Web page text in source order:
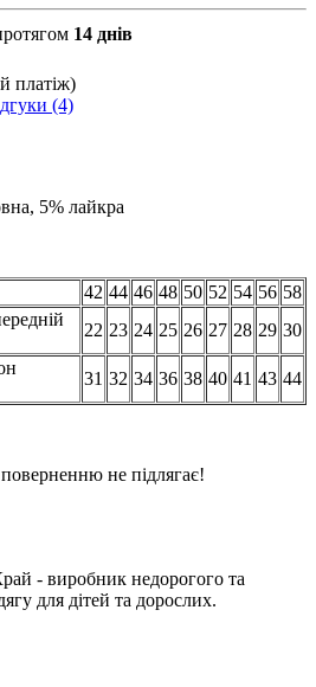
14 днів
платіж)
(4)
5% лайкра
42 44 46 48 50 52 54 56 58
22 23 24 25 26 27 28 29 30
31 32 34 36 38 40 41 43 44
не підлягає!
- виробник недорогого та
для дітей та дорослих.